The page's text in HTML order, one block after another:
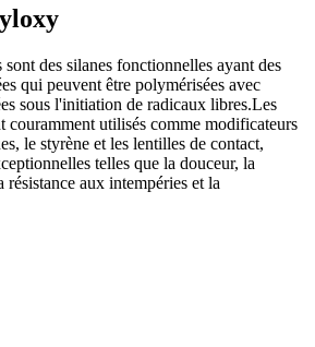
des silanes fonctionnelles ayant des
qui peuvent être polymérisées avec
sous l'initiation de radicaux libres.Les
couramment utilisés comme modificateurs
le styrène et les lentilles de contact,
telles que la douceur, la
résistance aux intempéries et la